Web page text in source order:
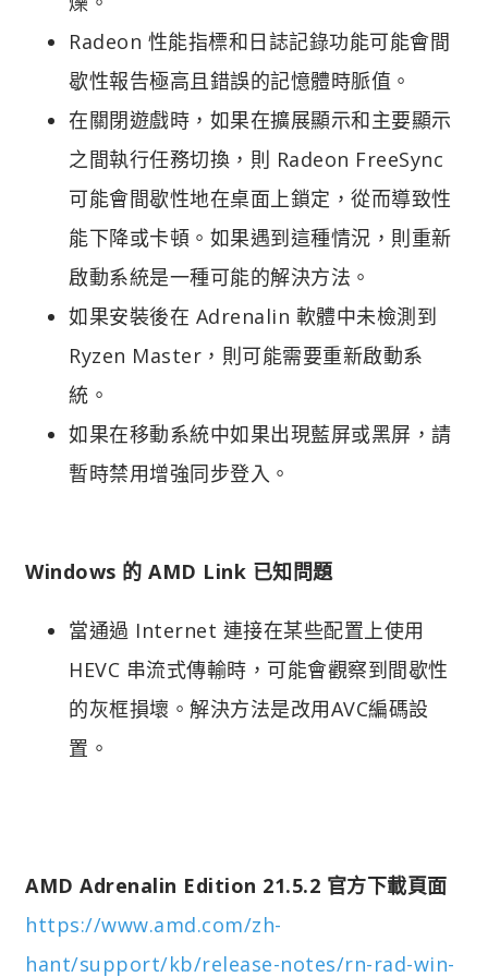
Radeon 性能指標和日誌記錄功能可能會間
歇性報告極高且錯誤的記憶體時脈值。
在關閉遊戲時，如果在擴展顯示和主要顯示
之間執行任務切換，則 Radeon FreeSync
可能會間歇性地在桌面上鎖定，從而導致性
能下降或卡頓。如果遇到這種情況，則重新
啟動系統是一種可能的解決方法。
如果安裝後在 Adrenalin 軟體中未檢測到
Ryzen Master，則可能需要重新啟動系
統。
如果在移動系統中如果出現藍屏或黑屏，請
暫時禁用增強同步登入。
Windows 的 AMD Link 已知問題
當通過 Internet 連接在某些配置上使用
HEVC 串流式傳輸時，可能會觀察到間歇性
的灰框損壞。解決方法是改用AVC編碼設
置。
AMD Adrenalin Edition 21.5.2 官方下載頁面
https://www.amd.com/zh-
hant/support/kb/release-notes/rn-rad-win-